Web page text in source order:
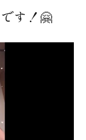
す！🤗